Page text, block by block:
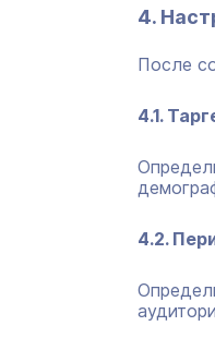
4.
После
4.1.
4.2.